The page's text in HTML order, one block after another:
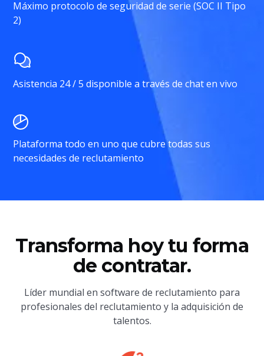
Máximo protocolo de seguridad de serie (SOC II Tipo
2)
Asistencia 24 / 5 disponible a través de chat en vivo
Plataforma todo en uno que cubre todas sus
necesidades de reclutamiento
Transforma hoy tu forma
de contratar.
Líder mundial en software de reclutamiento para
profesionales del reclutamiento y la adquisición de
talentos.